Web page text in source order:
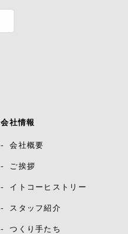
会社情報
会社概要
ご挨拶
イトコーヒストリー
スタッフ紹介
つくり手たち